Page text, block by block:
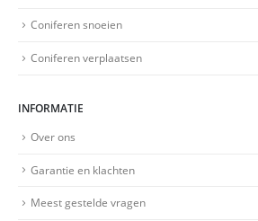
Coniferen snoeien
Coniferen verplaatsen
INFORMATIE
Over ons
Garantie en klachten
Meest gestelde vragen